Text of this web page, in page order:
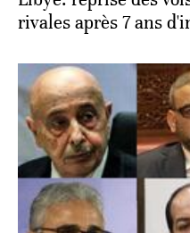
rivales après 7 ans